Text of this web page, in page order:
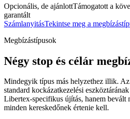
Opcionális, de ajánlottTámogatott a
garantált
SzámlanyitásTekintse meg a
Megbízástípusok
Négy stop és célár
Mindegyik típus más helyzethez illik.
standard kockázatkezelési
Libertex-specifikus újítás, hanem bevált
minden kereskedőnek értenie kell.